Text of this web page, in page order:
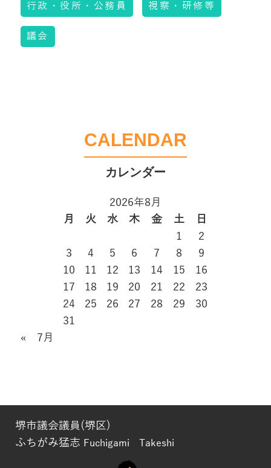
行政・役所・公務員 視察・研修等
議会
CALENDAR
2026年8月
月
火 水 木 金 土
日
1
2
3
4 5 6 7 8
9
10
11 12 13 14 15
16
17
18 19 20 21 22
23
24
25 26 27 28 29
30
31
« 7月
堺市議会議員(堺区)
ふちがみ猛志 Fuchigami Takeshi